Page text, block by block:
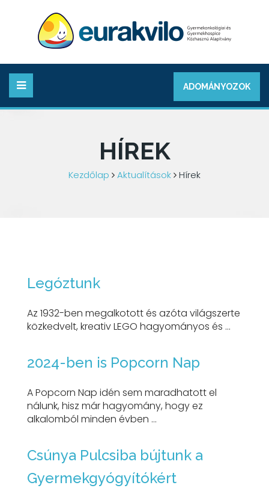
ADOMÁNYOZOK
HÍREK
Kezdőlap Aktualítások Hírek
Legóztunk
Az 1932-ben megalkotott és azóta világszerte
közkedvelt, kreativ LEGO hagyományos és ...
2024-ben is Popcorn Nap
A Popcorn Nap idén sem maradhatott el
nálunk, hisz már hagyomány, hogy ez
alkalomból minden évben ...
Csúnya Pulcsiba bújtunk a
Gyermekgyógyítókért